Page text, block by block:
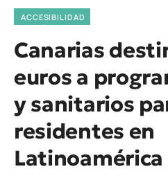
ACCESIBILIDAD
Canarias
euros a
y sanitarios
residentes en
Latinoamérica